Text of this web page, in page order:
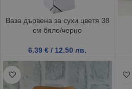
Ваза дървена за сухи цветя 38
см бяло/черно
6.39€ / 12.50 лв.